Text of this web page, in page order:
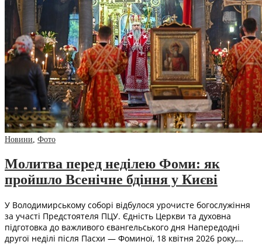
Новини, Фото
Молитва перед неділею Фоми: як
пройшло Всенічне бдіння у Києві
У Володимирському соборі відбулося урочисте богослужіння
за участі Предстоятеля ПЦУ. Єдність Церкви та духовна
підготовка до важливого євангельського дня Напередодні
другої неділі після Пасхи — Фоминої, 18 квітня 2026 року,…